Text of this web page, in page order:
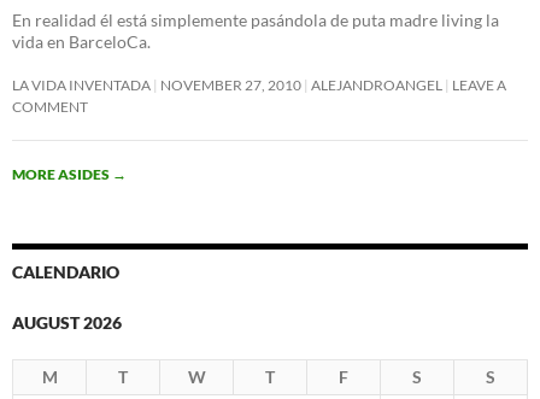
En realidad él está simplemente pasándola de puta madre living la
vida en BarceloCa.
LA VIDA INVENTADA NOVEMBER 27, 2010 ALEJANDROANGEL
LEAVE A
COMMENT
MORE ASIDES →
CALENDARIO
AUGUST 2026
M T W T F S
S